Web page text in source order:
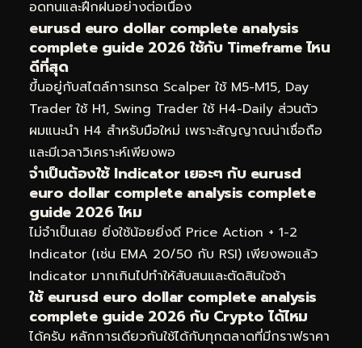
อดทนและฝึกฝนอย่างต่อเนื่อง
eurusd euro dollar complete analysis
complete guide 2026 ใช้กับ Timeframe ไหน
ดีที่สุด
ขึ้นอยู่กับสไตล์การเทรด Scalper ใช้ M5-M15, Day
Trader ใช้ H1, Swing Trader ใช้ H4-Daily ส่วนตัว
ผมแนะนำ H4 สำหรับมือใหม่ เพราะสัญญาณน่าเชื่อถือ
และมีเวลาวิเคราะห์เพียงพอ
จำเป็นต้องใช้ Indicator เยอะๆ กับ eurusd
euro dollar complete analysis complete
guide 2026 ไหม
ไม่จำเป็นเลย ยิ่งใช้น้อยยิ่งดี Price Action + 1-2
Indicator (เช่น EMA 20/50 กับ RSI) เพียงพอแล้ว
Indicator มากเกินไปทำให้สับสนและตัดสินใจช้า
ใช้ eurusd euro dollar complete analysis
complete guide 2026 กับ Crypto ได้ไหม
ได้ครับ หลักการเดียวกันใช้ได้กับทุกตลาดที่มีกราฟราคา